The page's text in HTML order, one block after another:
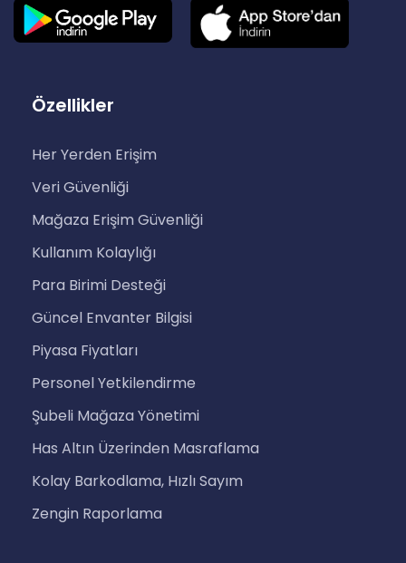
Özellikler
Her Yerden Erişim
Veri Güvenliği
Mağaza Erişim Güvenliği
Kullanım Kolaylığı
Para Birimi Desteği
Güncel Envanter Bilgisi
Piyasa Fiyatları
Personel Yetkilendirme
Şubeli Mağaza Yönetimi
Has Altın Üzerinden Masraflama
Kolay Barkodlama, Hızlı Sayım
Zengin Raporlama